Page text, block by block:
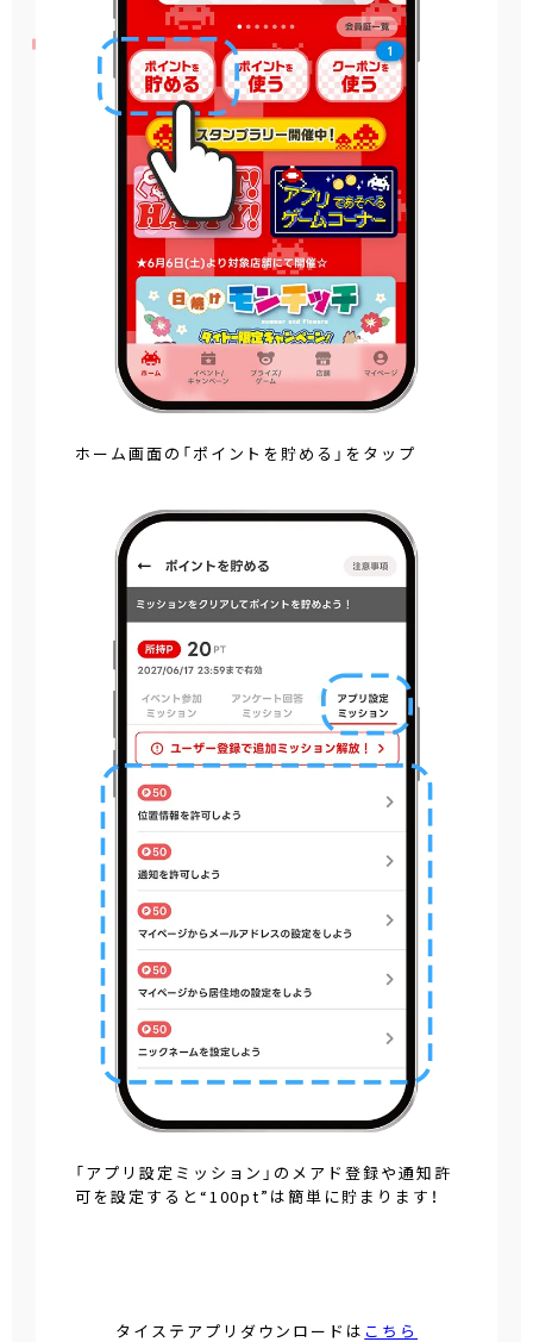
ホーム画面の「ポイントを貯める」をタップ
「アプリ設定ミッション」のメアド登録や通知許
可を設定すると“100pt”は簡単に貯まります！
タイステアプリダウンロードは こちら